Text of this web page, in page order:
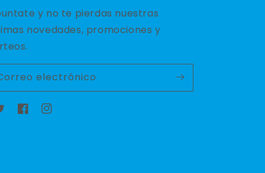
y no te pierdas nuestras
novedades, promociones y
electrónico
FacebookInstagram